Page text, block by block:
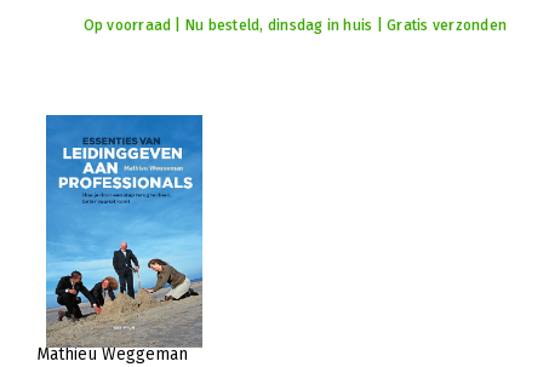
Op voorraad | Nu besteld, dinsdag in huis | Gratis verzonden
Mathieu Weggeman